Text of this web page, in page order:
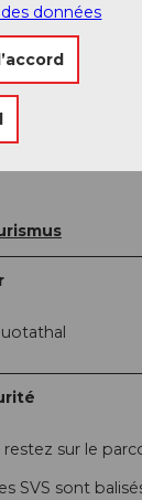
GmbH /
sur le
SVS sont
données